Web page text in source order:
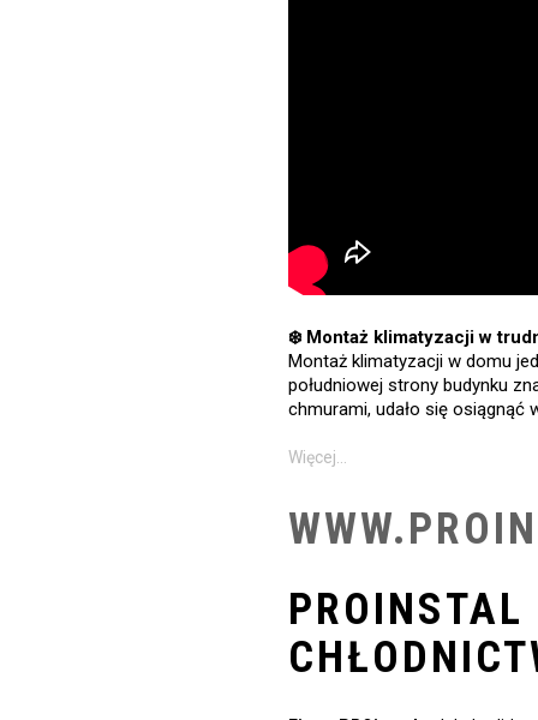
❄️ Montaż klimatyzacji w
Montaż klimatyzacji w domu
południowej strony budynku
chmurami, udało się osiągnąć
Więcej…